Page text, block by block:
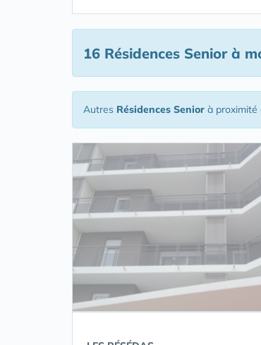
16 Résidences Seniorà
Autres Résidences Senior à proximité